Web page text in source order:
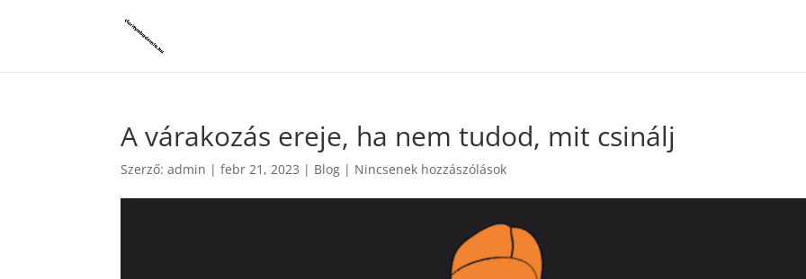
A várakozás ereje, ha nem tudod, mit csinálj
Szerző:admin |febr 21, 2023 | Blog | Nincsenek hozzászólások